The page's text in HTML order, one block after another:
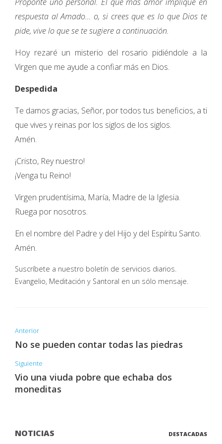
respuesta al Amado… o, si crees que es lo que Dios te
pide, vive lo que se te sugiere a continuación.
Hoy rezaré un misterio del rosario pidiéndole a la
Virgen que me ayude a confiar más en Dios.
Despedida
Te damos gracias, Señor, por todos tus beneficios, a ti
que vives y reinas por los siglos de los siglos.
Amén.
¡Cristo, Rey nuestro!
¡Venga tu Reino!
Virgen prudentísima, María, Madre de la Iglesia.
Ruega por nosotros.
En el nombre del Padre y del Hijo y del Espíritu Santo.
Amén.
Suscríbete a nuestro boletín de servicios diarios.
Evangelio, Meditación y Santoral en un sólo mensaje.
Anterior
No se pueden contar todas las piedras
Siguiente
Vio una viuda pobre que echaba dos
moneditas
NOTICIAS DESTACADAS